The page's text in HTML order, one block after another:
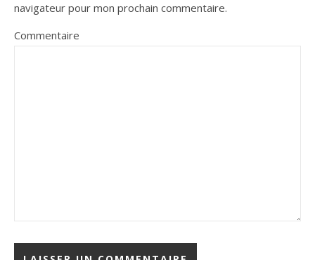
navigateur pour mon prochain commentaire.
Commentaire